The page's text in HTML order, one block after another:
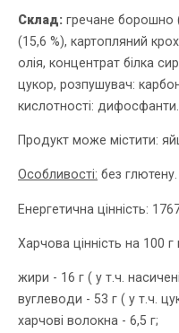
Склад: гречане борошно
(15,6 %), картопляний
олія, концентрат білка
цукор, розпушувач:
кислотності: дифосфанти.
Продукт може містити:
Особливості: без глютену.
Енергетична цінність:
Харчова цінність на 100 г
жири - 16 г ( у т.ч.
вуглеводи - 53 г ( у т.ч.
харчові волокна - 6,5 г;